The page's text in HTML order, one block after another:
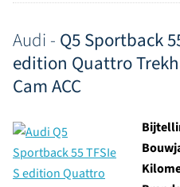
Audi - Q5 Sportback
edition Quattro
Cam ACC